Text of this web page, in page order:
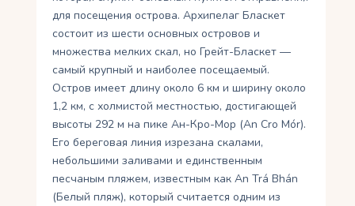
для посещения острова. Архипелаг Бласкет
состоит из шести основных островов и
множества мелких скал, но Грейт-Бласкет —
самый крупный и наиболее посещаемый.
Остров имеет длину около 6 км и ширину около
1,2 км, с холмистой местностью, достигающей
высоты 292 м на пике Ан-Кро-Мор (An Cro Mór).
Его береговая линия изрезана скалами,
небольшими заливами и единственным
песчаным пляжем, известным как An Trá Bhán
(Белый пляж), который считается одним из